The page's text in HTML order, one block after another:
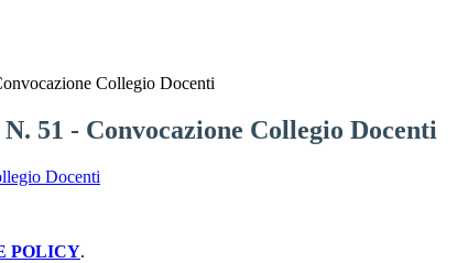
Collegio Docenti
51 - Convocazione Collegio Docenti
Docenti
POLICY.